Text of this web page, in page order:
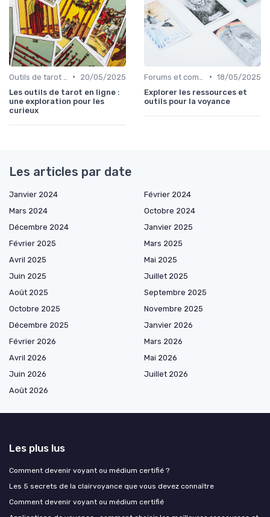
•
20/05/2025
Les outils de tarot en ligne :
une exploration pour les
curieux
• 18/05/2025
Explorer les ressources et
outils pour la voyance
Les articles par date
Janvier 2024
Février 2024
Mars 2024
Octobre 2024
Décembre 2024
Janvier 2025
Février 2025
Mars 2025
Avril 2025
Mai 2025
Juin 2025
Juillet 2025
Août 2025
Septembre 2025
Octobre 2025
Novembre 2025
Décembre 2025
Janvier 2026
Février 2026
Mars 2026
Avril 2026
Mai 2026
Juin 2026
Juillet 2026
Août 2026
Les plus lus
Comment devenir voyant ou médium certifié ?
Les 5 secrets de la clairvoyance que vous devez connaître
Comment devenir voyant ou médium certifié